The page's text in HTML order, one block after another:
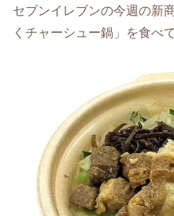
セブンイレブンの今週の新
くチャーシュー鍋」を食べ